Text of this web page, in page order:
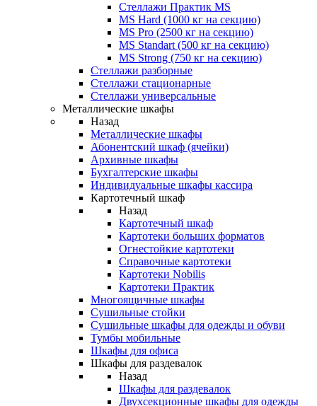
Стеллажи Практик MS
MS Hard (1000 кг на секцию)
MS Pro (2500 кг на секцию)
MS Standart (500 кг на секцию)
MS Strong (750 кг на секцию)
Стеллажи разборные
Стеллажи стационарные
Стеллажи универсальные
Металлические шкафы
Назад
Металлические шкафы
Абонентский шкаф (ячейки)
Архивные шкафы
Бухгалтерские шкафы
Индивидуальные шкафы кассира
Картотечный шкаф
Назад
Картотечный шкаф
Картотеки больших форматов
Огнестойкие картотеки
Справочные картотеки
Картотеки Nobilis
Картотеки Практик
Многоящичные шкафы
Сушильные стойки
Сушильные шкафы для одежды и обуви
Тумбы мобильные
Шкафы для офиса
Шкафы для раздевалок
Назад
Шкафы для раздевалок
Двухсекционные шкафы для одежды